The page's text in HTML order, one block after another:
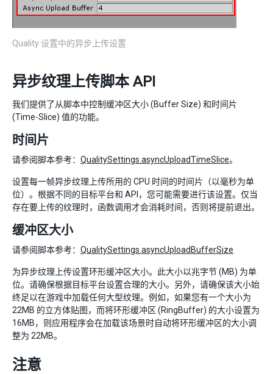
Quality 设置中的异步上传设置
异步纹理上传脚本 API
我们提供了从脚本中控制缓冲区大小 (Buffer Size) 和时间片
(Time-Slice) 值的功能。
时间片
请参阅脚本参考： QualitySettings.asyncUploadTimeSlice。
设置每一帧异步纹理上传所用的 CPU 时间的时间片（以毫秒为单
位）。根据不同的目标平台和 API，您可能需要进行该设置。仅当
存在要上传的纹理时，函数调用才会消耗时间，否则将提前退出。
缓冲区大小
请参阅脚本参考： QualitySettings.asyncUploadBufferSize
为异步纹理上传设置环形缓冲区大小。此大小以兆字节 (MB) 为单
位。请确保根据目标平台设置合理的大小。另外，请确保该大小始
终足以在游戏中加载任何大型纹理。例如，如果您有一个大小为
22MB 的立方体贴图，而将环形缓冲区 (RingBuffer) 的大小设置为
16MB，则应用程序会在加载该场景时自动将环形缓冲区的大小调
整为 22MB。
注意